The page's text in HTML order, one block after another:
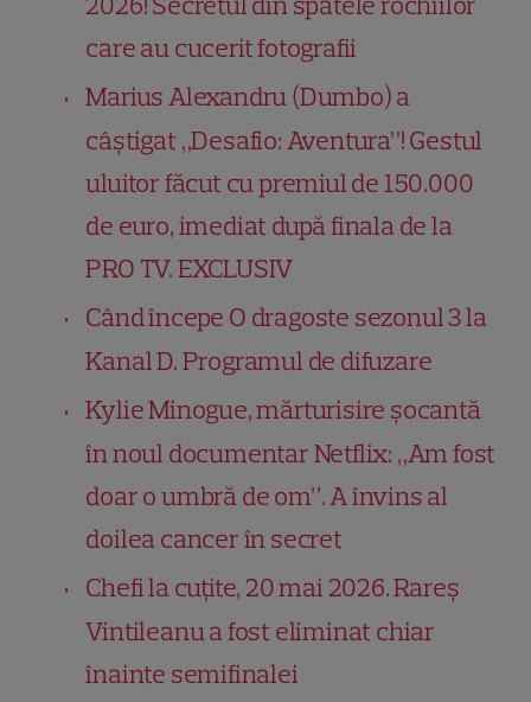
care au cucerit fotografii
Marius Alexandru (Dumbo) a
câștigat „Desafio: Aventura”! Gestul
uluitor făcut cu premiul de 150.000
de euro, imediat după finala de la
PRO TV. EXCLUSIV
Când începe O dragoste sezonul 3 la
Kanal D. Programul de difuzare
Kylie Minogue, mărturisire șocantă
în noul documentar Netflix: „Am fost
doar o umbră de om”. A învins al
doilea cancer în secret
Chefi la cuțite, 20 mai 2026. Rareș
Vintileanu a fost eliminat chiar
înainte semifinalei